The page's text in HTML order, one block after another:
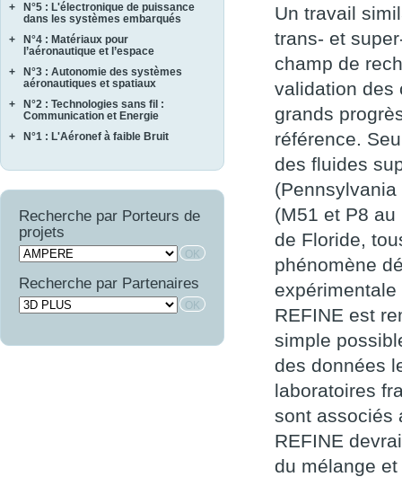
MATRAS
STRASS
SYRTIPE
ALPROSE
ASCERT
CAVALE
SARDANES
+
N°5 : L'électronique de puissance
dans les systèmes embarqués
CASAREL
COTECH
EPAHT
FEMINA
+
N°4 : Matériaux pour
l’aéronautique et l’espace
AMFORTAS
CASSIS
CORTEC
RUPSCEN
THERMONC
VICOMTHE
+
N°3 : Autonomie des systèmes
aéronautiques et spatiaux
MARAE
NAVIFLOW
SCA2RS
+
N°2 : Technologies sans fil :
Communication et Energie
ASTRAL
FINEST
LIMA
WAVE SUPPLY
+ N°1 : L'Aéronef à faible Bruit
COMBE
OSCAR
Recherche par Porteurs de
projets
Recherche par Partenaires
Un travail
trans- et
champ de
validation des
grands
référence.
des fluides
(Pennsylvania
(M51 et P8 au
de Floride,
phénomène
REFINE est
simple
des données
laboratoires
sont associés
REFINE
du mélange